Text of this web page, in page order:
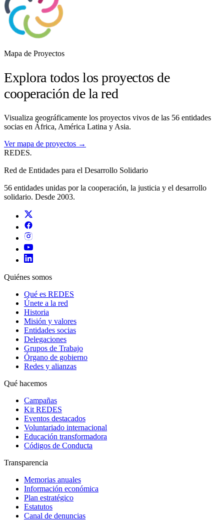
Mapa de Proyectos
Explora todos los proyectos de
cooperación de la red
Visualiza geográficamente los proyectos vivos de las 56 entidades
socias en África, América Latina y Asia.
Ver mapa de proyectos →
REDES.
Red de Entidades para el Desarrollo Solidario
56 entidades unidas por la cooperación, la justicia y el desarrollo
solidario. Desde 2003.
Quiénes somos
Qué es REDES
Únete a la red
Historia
Misión y valores
Entidades socias
Delegaciones
Grupos de Trabajo
Órgano de gobierno
Redes y alianzas
Qué hacemos
Campañas
Kit REDES
Eventos destacados
Voluntariado internacional
Educación transformadora
Códigos de Conducta
Transparencia
Memorias anuales
Información económica
Plan estratégico
Estatutos
Canal de denuncias